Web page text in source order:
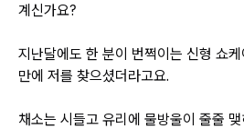
계신가요?
지난달에도 한 분이 번쩍이는 신형 쇼
만에 저를 찾으셨더라고요.
채소는 시들고 유리에 물방울이 줄줄